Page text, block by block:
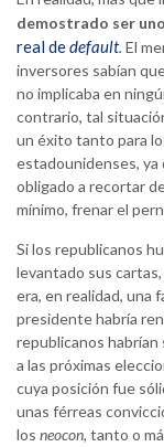
demostrado ser
real dedefault. El
inversores sabían
no implicaba en
contrario, tal
un éxito tanto para
estadounidenses, ya
obligado a recortar
mínimo, frenar el
Si los republicanos
levantado sus
era, en realidad, una
presidente habría
republicanos habrían
a las próximas
cuya posición fue
unas férreas
los neocon, tanto o